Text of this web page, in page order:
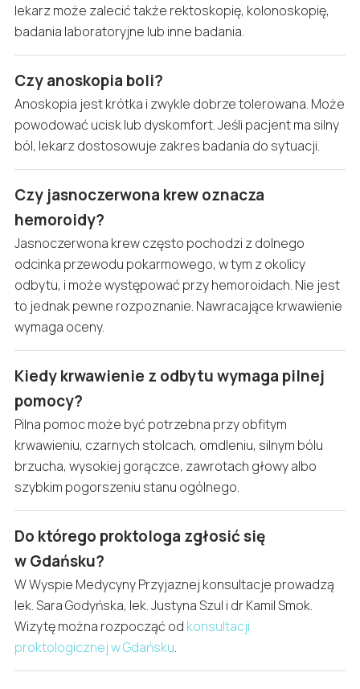
lekarz może zalecić także rektoskopię, kolonoskopię,
badania laboratoryjne lub inne badania.
Czy anoskopia boli?
Anoskopia jest krótka i zwykle dobrze tolerowana. Może
powodować ucisk lub dyskomfort. Jeśli pacjent ma silny
ból, lekarz dostosowuje zakres badania do sytuacji.
Czy jasnoczerwona krew oznacza
hemoroidy?
Jasnoczerwona krew często pochodzi z dolnego
odcinka przewodu pokarmowego, w tym z okolicy
odbytu, i może występować przy hemoroidach. Nie jest
to jednak pewne rozpoznanie. Nawracające krwawienie
wymaga oceny.
Kiedy krwawienie z odbytu wymaga pilnej
pomocy?
Pilna pomoc może być potrzebna przy obfitym
krwawieniu, czarnych stolcach, omdleniu, silnym bólu
brzucha, wysokiej gorączce, zawrotach głowy albo
szybkim pogorszeniu stanu ogólnego.
Do którego proktologa zgłosić się
w Gdańsku?
W Wyspie Medycyny Przyjaznej konsultacje prowadzą
lek. Sara Godyńska, lek. Justyna Szul i dr Kamil Smok.
Wizytę można rozpocząć od konsultacji
proktologicznej w Gdańsku.